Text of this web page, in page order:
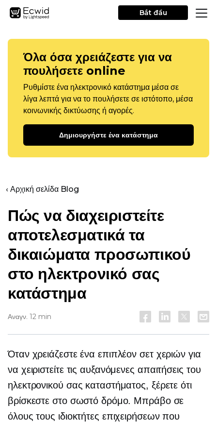
Bắt đầu
Όλα όσα χρειάζεστε για να
πουλήσετε online
Ρυθμίστε ένα ηλεκτρονικό κατάστημα μέσα σε
λίγα λεπτά για να το πουλήσετε σε ιστότοπο, μέσα
κοινωνικής δικτύωσης ή αγορές.
Δημιουργήστε ένα κατάστημα
‹ Αρχική σελίδα Blog
Πώς να διαχειριστείτε
αποτελεσματικά τα
δικαιώματα προσωπικού
στο ηλεκτρονικό σας
κατάστημα
Αναγν. 12 min
Όταν χρειάζεστε ένα επιπλέον σετ χεριών για
να χειριστείτε τις αυξανόμενες απαιτήσεις του
ηλεκτρονικού σας καταστήματος, ξέρετε ότι
βρίσκεστε στο σωστό δρόμο. Μπράβο σε
όλους τους ιδιοκτήτες επιχειρήσεων που